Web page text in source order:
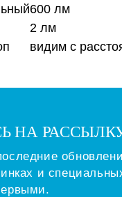
600 лм
2 лм
видим с
НА
и